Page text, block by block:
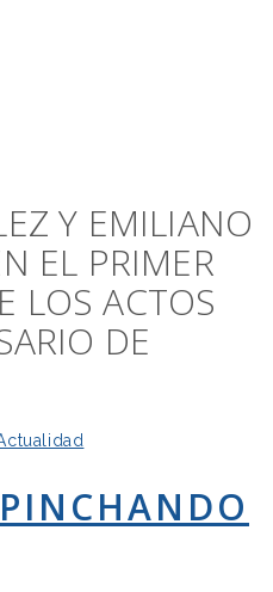
Y EMILIANO
EL PRIMER
LOS ACTOS
DE